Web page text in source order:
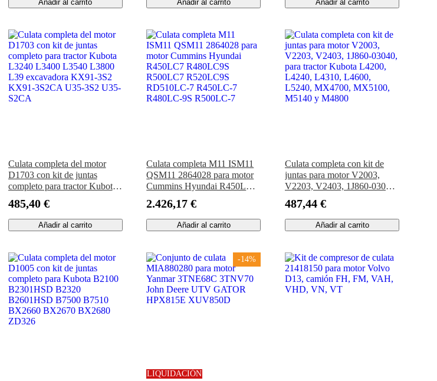
y F2100.
Añadir al carrito Añadir al carrito Añadir al carrito
Culata completa del motor
D1703 con kit de juntas
completo para tractor Kubota
L39 excavadora KX91-3S2
KX91-3S2CA U35-3S2 U35-
S2CA
485,40 €
Añadir al carrito
Culata completa M11 ISM11
QSM11 2864028 para motor
Cummins Hyundai R450LC7
R520LC9S RD510LC-7
R450LC-7 R480LC-9S
R500LC-7
2.426,17 €
Añadir al carrito
Culata completa con kit de
juntas para motor V2003,
V2203, V2403, 1J860-03040,
L4240, L4310, L4600,
L5240, MX4700, MX5100,
M5140 y M4800
487,44 €
Añadir al carrito
-14%
LIQUIDACIÓN